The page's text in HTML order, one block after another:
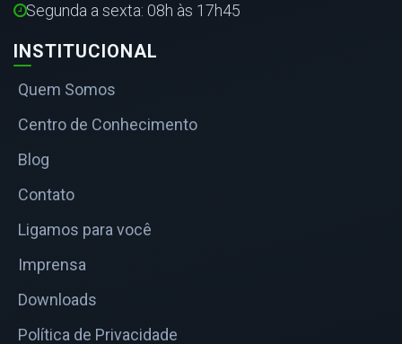
Segunda a sexta: 08h às 17h45
INSTITUCIONAL
Quem Somos
Centro de Conhecimento
Blog
Contato
Ligamos para você
Imprensa
Downloads
Política de Privacidade